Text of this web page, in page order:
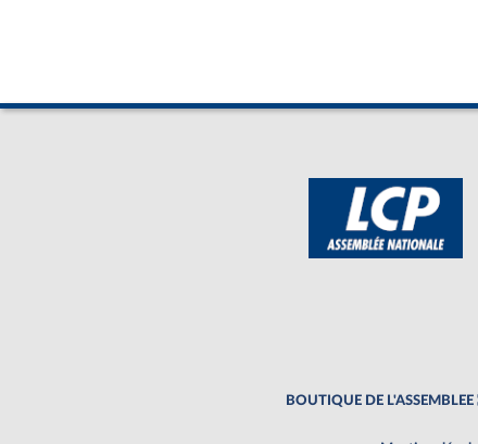
BOUTIQUE DE L'ASSEMBLEE